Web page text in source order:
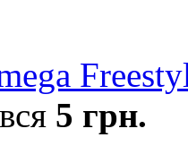
5 грн.